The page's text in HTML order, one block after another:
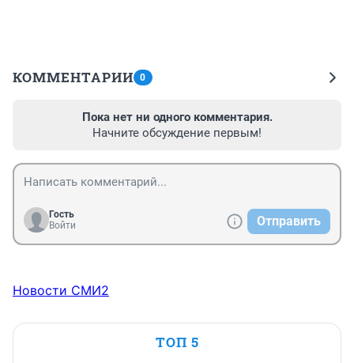
КОММЕНТАРИИ 0
Пока нет ни одного комментария.
Начните обсуждение первым!
Гость
Войти
Отправить
Новости СМИ2
ТОП 5